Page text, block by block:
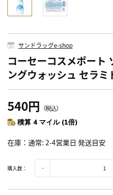
サンドラッグe-shop
コーセーコスメポート
ングウォッシュ セラ
540円 （税込）
積算 4 マイル (1倍)
在庫 通常: 2-4営業日 発送目安
購入数：